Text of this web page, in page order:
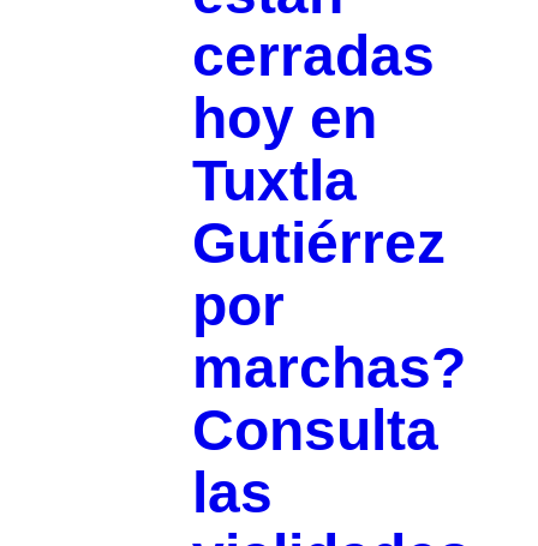
cerradas
hoy en
Tuxtla
Gutiérrez
por
marchas?
Consulta
las